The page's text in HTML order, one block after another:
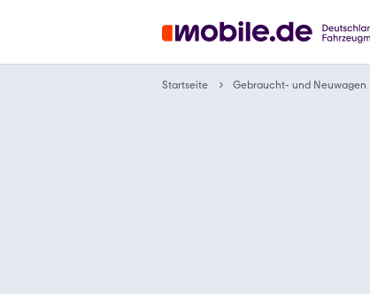
Startseite Gebraucht- und Neuwagen